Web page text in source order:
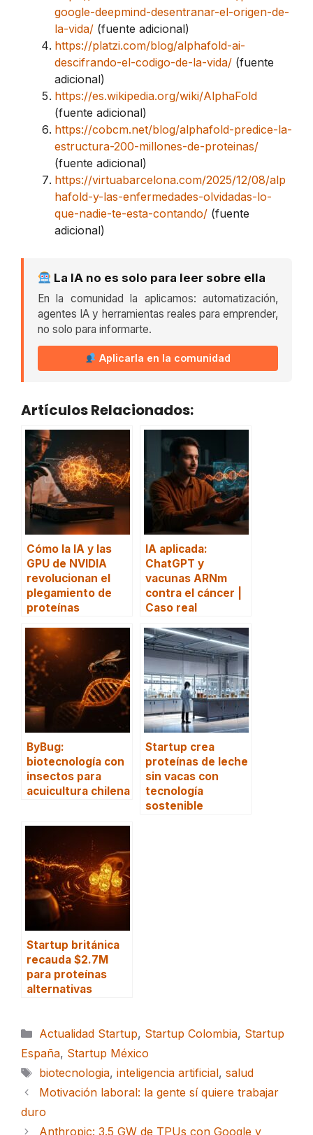
google-deepmind-desentranar-el-origen-de-
la-vida/ (fuente adicional)
https://platzi.com/blog/alphafold-ai-
descifrando-el-codigo-de-la-vida/ (fuente
adicional)
https://es.wikipedia.org/wiki/AlphaFold
(fuente adicional)
https://cobcm.net/blog/alphafold-predice-la-
estructura-200-millones-de-proteinas/
(fuente adicional)
https://virtuabarcelona.com/2025/12/08/alp
hafold-y-las-enfermedades-olvidadas-lo-
que-nadie-te-esta-contando/ (fuente
adicional)
La IA no es solo para leer sobre ella
En la comunidad la aplicamos: automatización,
agentes IA y herramientas reales para emprender,
no solo para informarte.
Aplicarla en la comunidad
Artículos Relacionados:
Cómo la IA y las
GPU de NVIDIA
revolucionan el
plegamiento de
proteínas
IA aplicada:
ChatGPT y
vacunas ARNm
contra el cáncer |
Caso real
ByBug:
biotecnología con
insectos para
acuicultura chilena
Startup crea
proteínas de leche
sin vacas con
tecnología
sostenible
Startup británica
recauda $2.7M
para proteínas
alternativas
Categorías
Actualidad Startup, Startup Colombia, Startup
España, Startup México
Etiquetas
biotecnologia, inteligencia artificial, salud
Motivación laboral: la gente sí quiere trabajar
duro
Anthropic: 3.5 GW de TPUs con Google y